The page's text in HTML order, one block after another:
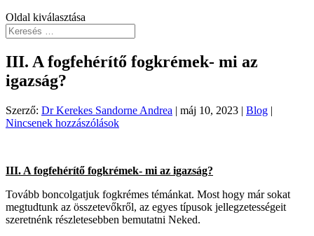
Oldal kiválasztása
III. A fogfehérítő fogkrémek- mi az
igazság?
Szerző: Dr Kerekes Sandorne Andrea | máj 10, 2023 | Blog |
Nincsenek hozzászólások
III. A fogfehérítő fogkrémek- mi az igazság?
Tovább boncolgatjuk fogkrémes témánkat. Most hogy már sokat
megtudtunk az összetevőkről, az egyes típusok jellegzetességeit
szeretnénk részletesebben bemutatni Neked.